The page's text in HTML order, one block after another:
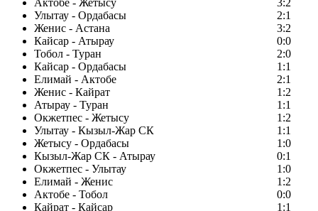
Актобе - Жетысу
3:2
Улытау - Ордабасы
2:1
Женис - Астана
3:2
Кайсар - Атырау
0:0
Тобол - Туран
2:0
Кайсар - Ордабасы
1:1
Елимай - Актобе
2:1
Женис - Кайрат
1:2
Атырау - Туран
1:1
Окжетпес - Жетысу
1:2
Улытау - Кызыл-Жар СК
1:1
Жетысу - Ордабасы
1:0
Кызыл-Жар СК - Атырау
0:1
Окжетпес - Улытау
1:0
Елимай - Женис
1:2
Актобе - Тобол
0:0
Кайрат - Кайсар
1:1